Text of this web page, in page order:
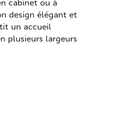
cabinet ou à
design élégant et
un accueil
plusieurs largeurs